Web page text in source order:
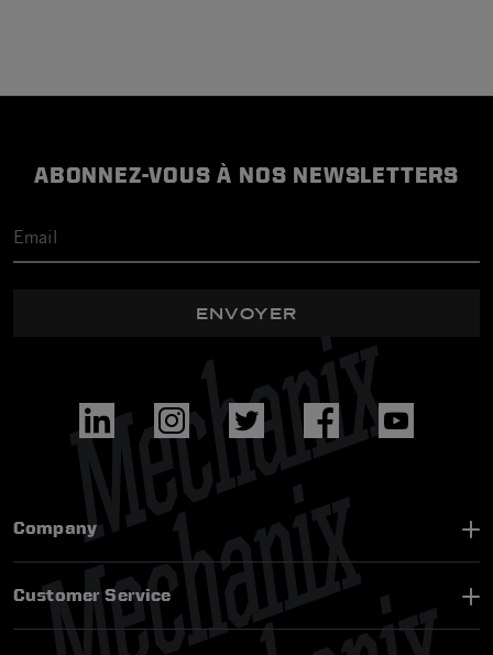
ABONNEZ-VOUS À NOS NEWSLETTERS
ENVOYER
Company
Customer Service